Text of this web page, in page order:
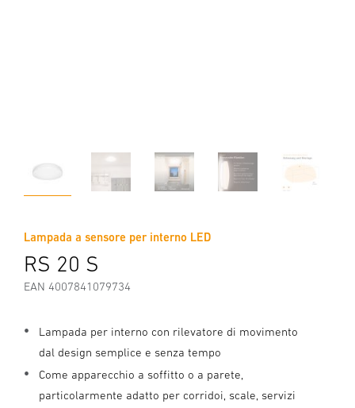
Lampada a sensore per interno LED
RS 20 S
EAN 4007841079734
Lampada per interno con rilevatore di movimento
dal design semplice e senza tempo
Come apparecchio a soffitto o a parete,
particolarmente adatto per corridoi, scale, servizi